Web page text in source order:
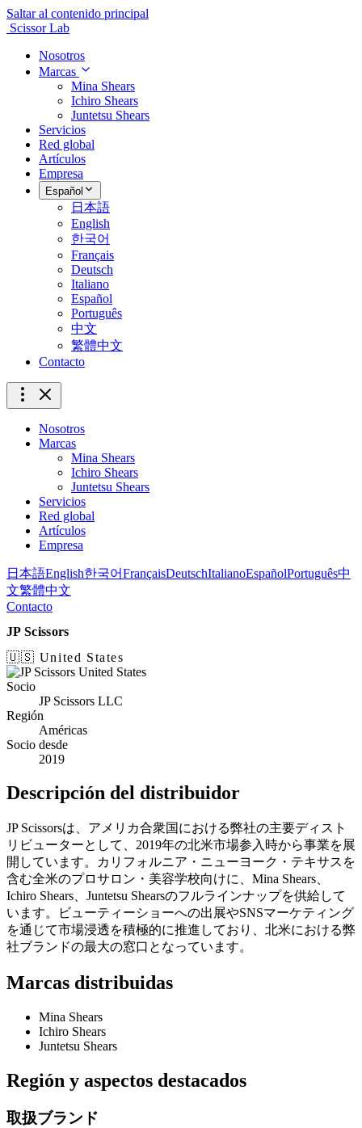
Saltar al contenido principal
Scissor Lab
Nosotros
Marcas
Mina Shears
Ichiro Shears
Juntetsu Shears
Servicios
Red global
Artículos
Empresa
Español
日本語
English
한국어
Français
Deutsch
Italiano
Español
Português
中文
繁體中文
Contacto
Nosotros
Marcas
Mina Shears
Ichiro Shears
Juntetsu Shears
Servicios
Red global
Artículos
Empresa
日本語English한국어FrançaisDeutschItalianoEspañolPortuguês中
文繁體中文
Contacto
JP Scissors
🇺🇸 United States
Socio
JP Scissors LLC
Región
Américas
Socio desde
2019
Descripción del distribuidor
JP Scissorsは、アメリカ合衆国における弊社の主要ディスト
リビューターとして、2019年の北米市場参入時から事業を展
開しています。カリフォルニア・ニューヨーク・テキサスを
含む全米のプロサロン・美容学校向けに、Mina Shears、
Ichiro Shears、Juntetsu Shearsのフルラインナップを供給して
います。ビューティーショーへの出展やSNSマーケティング
を通じて市場浸透を積極的に推進しており、北米における弊
社ブランドの最大の窓口となっています。
Marcas distribuidas
Mina Shears
Ichiro Shears
Juntetsu Shears
Región y aspectos destacados
取扱ブランド